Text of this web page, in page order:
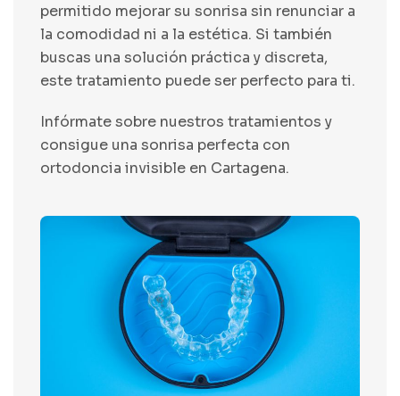
permitido mejorar su sonrisa sin renunciar a
la comodidad ni a la estética. Si también
buscas una solución práctica y discreta,
este tratamiento puede ser perfecto para ti.
Infórmate sobre nuestros tratamientos y
consigue una sonrisa perfecta con
ortodoncia invisible en Cartagena.